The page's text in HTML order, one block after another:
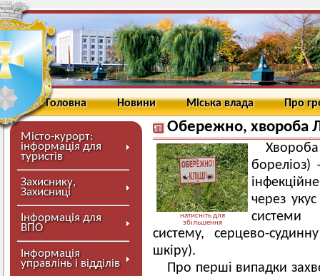
Головна Новини Міська влада Про
Місто-курорт:
інформація для
туристів
Захиснику,
Захисниці
Інформація для
ВПО
Інформація
управлінь і відділів
Обережно, хвороба
натисніть для
збільшення
через
системи
систему, серцево-
шкіру).
Про перші випадки